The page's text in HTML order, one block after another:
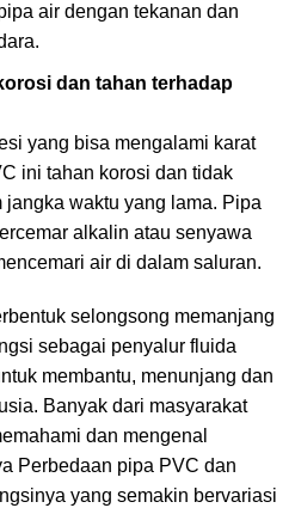
air dengan tekanan dan
dan tahan terhadap
yang bisa mengalami karat
ini tahan korosi dan tidak
jangka waktu yang lama. Pipa
alkalin atau senyawa
air di dalam saluran.
selongsong memanjang
sebagai penyalur fluida
membantu, menunjang dan
Banyak dari masyarakat
dan mengenal
Perbedaan pipa PVC dan
yang semakin bervariasi